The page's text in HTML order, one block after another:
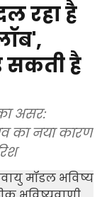
रहा है
सकती है
असर:
का नया कारण